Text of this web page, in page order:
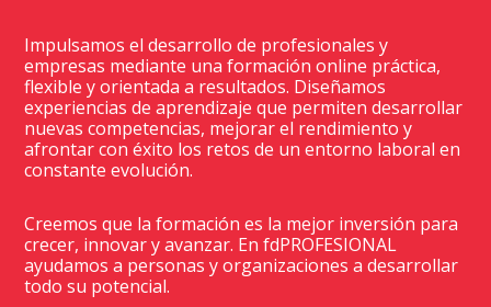
Impulsamos el desarrollo de profesionales y
empresas mediante una formación online práctica,
flexible y orientada a resultados. Diseñamos
experiencias de aprendizaje que permiten desarrollar
nuevas competencias, mejorar el rendimiento y
afrontar con éxito los retos de un entorno laboral en
constante evolución.
Creemos que la formación es la mejor inversión para
crecer, innovar y avanzar. En fdPROFESIONAL
ayudamos a personas y organizaciones a desarrollar
todo su potencial.